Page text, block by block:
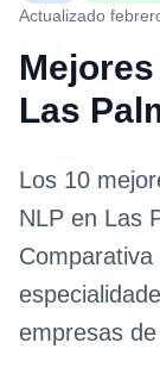
Actualizado
Las
Los 10
NLP en Las
empresas de